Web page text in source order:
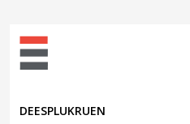
DEESPLUKRUEN